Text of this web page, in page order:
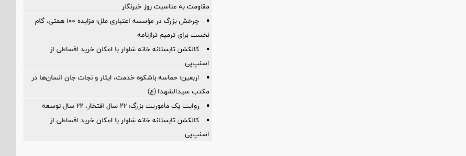
مقاومت به مناسبت روز خبرنگار
چرخش بزرگ در مؤسسه اعتباری ملل؛ مزایده ۱۰۰ همتی، گام
نخست برای ترمیم ترازنامه
کالکشن تابستانه خانه شلوار با امکان خرید اقساطی از
اسنپ‌پی
اربعین؛ حماسه باشکوه خدمت، ایثار و نجات جان انسان‌ها در
مکتب سیدالشهدا (ع)
روایت یک مأموریت بزرگ؛ ۲۲ سال افتخار، ۲۲ سال توسعه
کالکشن تابستانه خانه شلوار با امکان خرید اقساطی از
اسنپ‌پی